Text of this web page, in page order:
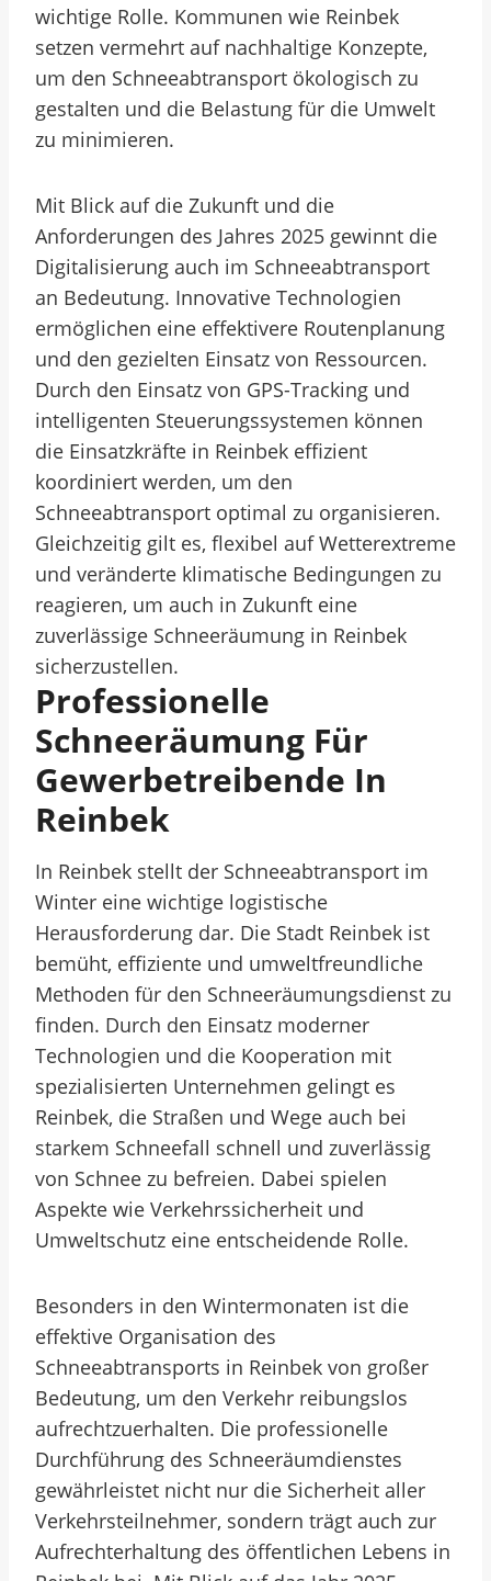
wichtige Rolle. Kommunen wie Reinbek
setzen vermehrt auf nachhaltige Konzepte,
um den Schneeabtransport ökologisch zu
gestalten und die Belastung für die Umwelt
zu minimieren.
Mit Blick auf die Zukunft und die
Anforderungen des Jahres 2025 gewinnt die
Digitalisierung auch im Schneeabtransport
an Bedeutung. Innovative Technologien
ermöglichen eine effektivere Routenplanung
und den gezielten Einsatz von Ressourcen.
Durch den Einsatz von GPS-Tracking und
intelligenten Steuerungssystemen können
die Einsatzkräfte in Reinbek effizient
koordiniert werden, um den
Schneeabtransport optimal zu organisieren.
Gleichzeitig gilt es, flexibel auf Wetterextreme
und veränderte klimatische Bedingungen zu
reagieren, um auch in Zukunft eine
zuverlässige Schneeräumung in Reinbek
sicherzustellen.
Professionelle
Schneeräumung Für
Gewerbetreibende In
Reinbek
In Reinbek stellt der Schneeabtransport im
Winter eine wichtige logistische
Herausforderung dar. Die Stadt Reinbek ist
bemüht, effiziente und umweltfreundliche
Methoden für den Schneeräumungsdienst zu
finden. Durch den Einsatz moderner
Technologien und die Kooperation mit
spezialisierten Unternehmen gelingt es
Reinbek, die Straßen und Wege auch bei
starkem Schneefall schnell und zuverlässig
von Schnee zu befreien. Dabei spielen
Aspekte wie Verkehrssicherheit und
Umweltschutz eine entscheidende Rolle.
Besonders in den Wintermonaten ist die
effektive Organisation des
Schneeabtransports in Reinbek von großer
Bedeutung, um den Verkehr reibungslos
aufrechtzuerhalten. Die professionelle
Durchführung des Schneeräumdienstes
gewährleistet nicht nur die Sicherheit aller
Verkehrsteilnehmer, sondern trägt auch zur
Aufrechterhaltung des öffentlichen Lebens in